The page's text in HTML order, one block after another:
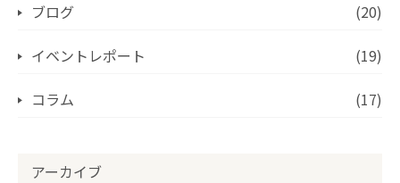
ブログ (20)
イベントレポート (19)
コラム (17)
アーカイブ